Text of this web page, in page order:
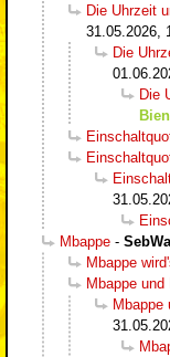
Die Uhrzeit
31.05.2026,
Die
Die
Mbappe -
Mbappe
Mbappe und
Mbappe